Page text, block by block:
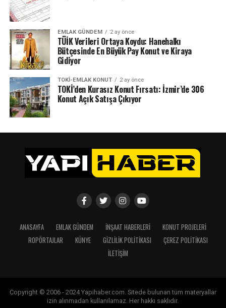
EMLAK GÜNDEM 2 ay önce
TÜİK Verileri Ortaya Koydu: Hanehalkı
Bütçesinde En Büyük Pay Konut ve Kiraya
Gidiyor
TOKI-EMLAK KONUT 2 ay önce
TOKİ’den Kurasız Konut Fırsatı: İzmir’de 306
Konut Açık Satışa Çıkıyor
ANASAYFA EMLAK GÜNDEM İNŞAAT HABERLERI
KONUT PROJELERI
ROPÖRTAJLAR
KÜNYE GIZLILIK POLITIKASI
ÇEREZ POLITIKASI
İLETIŞIM
Copyright © 2006 - 2024 Yapihaber.com. Sitede bulunan tüm materyallar
izin alınmadan kullanılamaz. Her hakkı saklıdır.